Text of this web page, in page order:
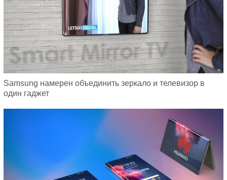
Samsung намерен объединить зеркало и телевизор в
один гаджет